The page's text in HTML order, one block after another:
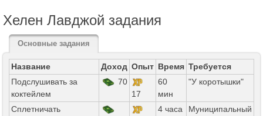
Хелен Лавджой задания
Основные задания
Название Доход Опыт Время Требуется
Подслушивать за
коктейлем
70
17
60
мин
"У коротышки"
Сплетничать
4 часа
Муниципальный